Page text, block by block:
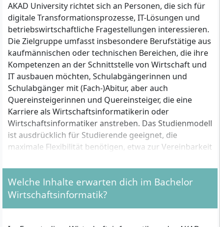
AKAD University richtet sich an Personen, die sich für
digitale Transformationsprozesse, IT-Lösungen und
betriebswirtschaftliche Fragestellungen interessieren.
Die Zielgruppe umfasst insbesondere Berufstätige aus
kaufmännischen oder technischen Bereichen, die ihre
Kompetenzen an der Schnittstelle von Wirtschaft und
IT ausbauen möchten, Schulabgängerinnen und
Schulabgänger mit (Fach-)Abitur, aber auch
Quereinsteigerinnen und Quereinsteiger, die eine
Karriere als Wirtschaftsinformatikerin oder
Wirtschaftsinformatiker anstreben. Das Studienmodell
ist ausdrücklich für Studierende geeignet, die
maximale Flexibilität benötigen, etwa zur Vereinbarkeit
Lebenssituationen.
Welche Inhalte erwarten dich im Bachelor
Wirtschaftsinformatik?